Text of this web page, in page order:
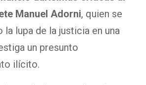
Manuel Adorni, quien se
la lupa de la justicia en una
un presunto
ilícito.